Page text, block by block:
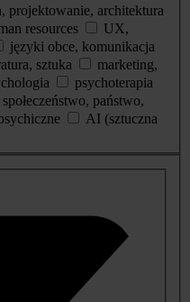
projektowanie, architektura
resources
UX,
języki obce, komunikacja
sztuka
marketing,
psychoterapia
społeczeństwo, państwo,
AI (sztuczna